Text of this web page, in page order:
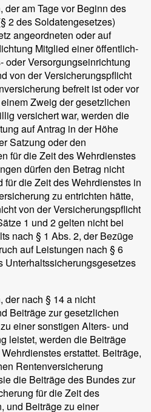
der am Tage vor Beginn des
2 des Soldatengesetzes)
angeordneten oder auf
Mitglied einer öffentlich-
oder Versorgungseinrichtung
von der Versicherungspflicht
befreit ist oder vor
Zweig der gesetzlichen
versichert war, werden die
auf Antrag in der Höhe
Satzung oder den
für die Zeit des Wehrdienstes
dürfen den Betrag nicht
für die Zeit des Wehrdienstes in
zu entrichten hätte,
von der Versicherungspflicht
1 und 2 gelten nicht bei
nach § 1 Abs. 2, der Bezüge
auf Leistungen nach § 6
Unterhaltssicherungsgesetzes
der nach § 14 a nicht
Beiträge zur gesetzlichen
einer sonstigen Alters- und
leistet, werden die Beiträge
erstattet. Beiträge,
Rentenversicherung
die Beiträge des Bundes zur
für die Zeit des
und Beiträge zu einer